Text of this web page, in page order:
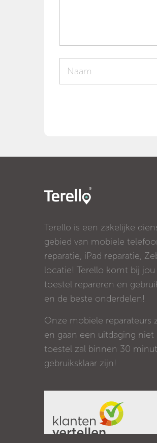
Terello is een zakelijke
gebied van mobiele
reparatie, iPad reparatie,
locatie! Terello komt bij
toestel repareren en
en de beste onderdelen!
Onze mobiele reparateurs
en gaan een uitdaging
toestel zal binnen 30
gebruiksklaar zijn!